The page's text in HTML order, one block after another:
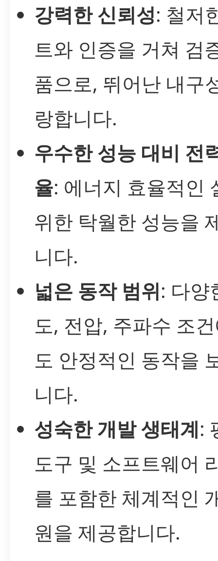
강력한 신뢰성: 철저
트와 인증을 거쳐 검
품으로, 뛰어난 내구
랑합니다.
우수한 성능 대비 전
율: 에너지 효율적인
위한 탁월한 성능을
니다.
넓은 동작 범위: 다양
도, 전압, 주파수 조
도 안정적인 동작을
니다.
성숙한 개발 생태계:
도구 및 소프트웨어
를 포함한 체계적인
원을 제공합니다.